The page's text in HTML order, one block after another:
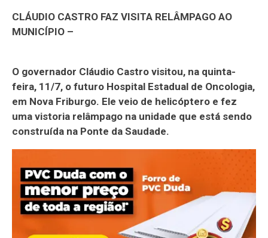
CLÁUDIO CASTRO FAZ VISITA RELÂMPAGO AO
MUNICÍPIO –
O governador Cláudio Castro visitou, na quinta-
feira, 11/7, o futuro Hospital Estadual de Oncologia,
em Nova Friburgo. Ele veio de helicóptero e fez
uma vistoria relâmpago na unidade que está sendo
construída na Ponte da Saudade.